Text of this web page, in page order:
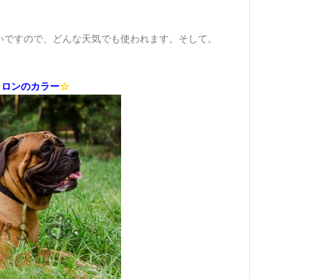
すので、どんな天気でも使われます。そして。
ンのカラー☆